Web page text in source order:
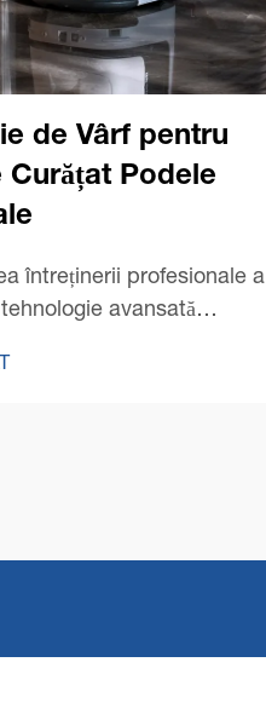
de Vârf pentru
Curățat Podele
întreținerii profesionale a
avansată
cu apariția